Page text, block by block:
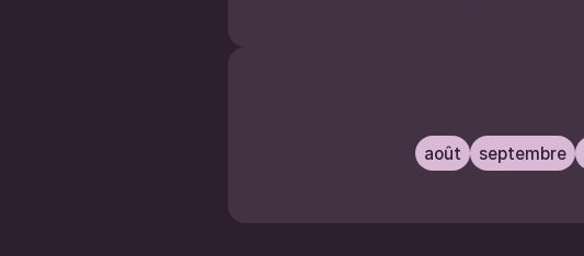
août septembre